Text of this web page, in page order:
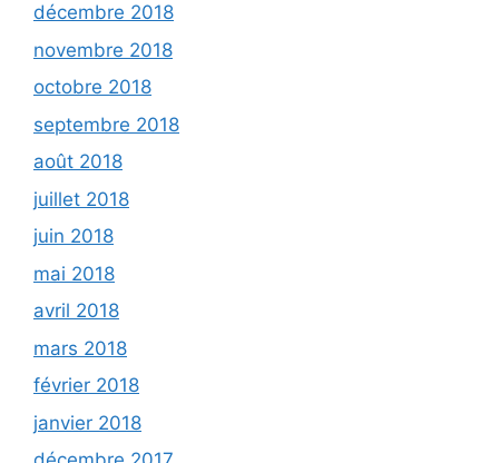
décembre 2018
novembre 2018
octobre 2018
septembre 2018
août 2018
juillet 2018
juin 2018
mai 2018
avril 2018
mars 2018
février 2018
janvier 2018